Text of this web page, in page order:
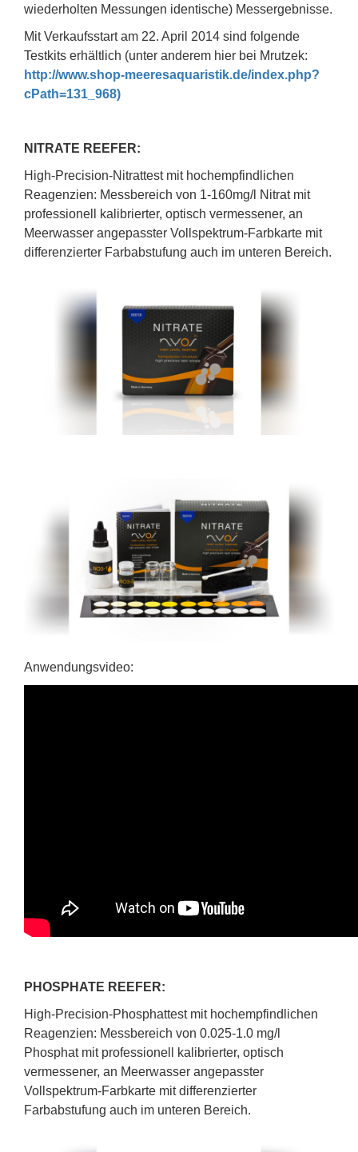
wiederholten Messungen identische) Messergebnisse.
Mit Verkaufsstart am 22. April 2014 sind folgende
Testkits erhältlich (unter anderem hier bei Mrutzek:
http://www.shop-meeresaquaristik.de/index.php?
cPath=131_968)
NITRATE REEFER:
High-Precision-Nitrattest mit hochempfindlichen
Reagenzien: Messbereich von 1-160mg/l Nitrat mit
professionell kalibrierter, optisch vermessener, an
Meerwasser angepasster Vollspektrum-Farbkarte mit
differenzierter Farbabstufung auch im unteren Bereich.
Anwendungsvideo:
PHOSPHATE REEFER:
High-Precision-Phosphattest mit hochempfindlichen
Reagenzien: Messbereich von 0.025-1.0 mg/l
Phosphat mit professionell kalibrierter, optisch
vermessener, an Meerwasser angepasster
Vollspektrum-Farbkarte mit differenzierter
Farbabstufung auch im unteren Bereich.